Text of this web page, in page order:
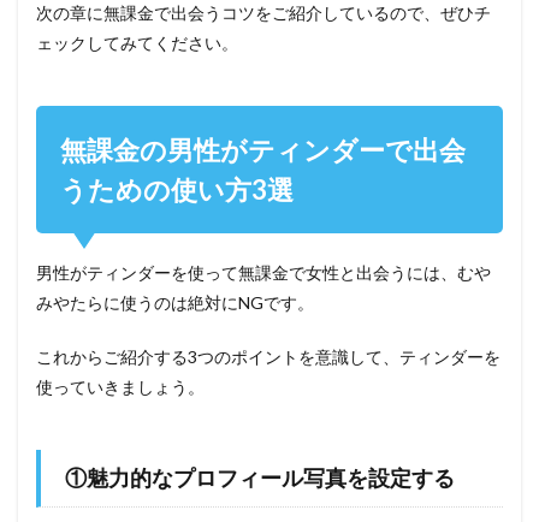
次の章に無課金で出会うコツをご紹介しているので、ぜひチ
ェックしてみてください。
無課金の男性がティンダーで出会
うための使い方3選
男性がティンダーを使って無課金で女性と出会うには、むや
みやたらに使うのは絶対にNGです。
これからご紹介する3つのポイントを意識して、ティンダーを
使っていきましょう。
①魅力的なプロフィール写真を設定する